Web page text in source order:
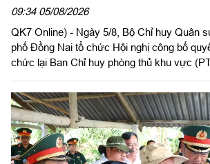
huy phòng thủ khu vực
09:34 05/08/2026
QK7 Online) - Ngày 5/8, Bộ Chỉ huy Quân
phố Đồng Nai tổ chức Hội nghị công bố
chức lại Ban Chỉ huy phòng thủ khu vực
tướng Đặng Văn Lẫm, Ủy viên Thường vụ
lệnh Quân khu dự và chỉ đạo Hội nghị. Dự
Võ Tấn Đức, Phó Bí thư Thành ủy thành
trưởng các cơ quan Quân khu; lãnh đạo Bộ
Đồng Nai.